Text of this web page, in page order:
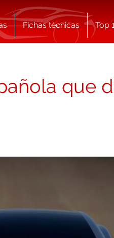
Fichas técnicas Top
que